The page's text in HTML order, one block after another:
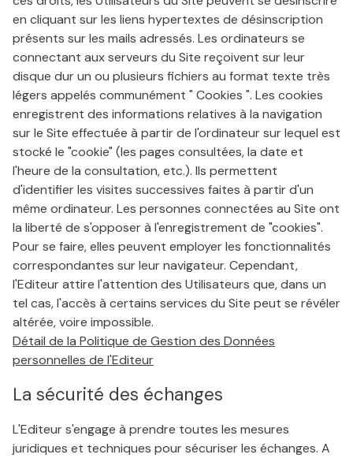
en cliquant sur les liens hypertextes de désinscription
présents sur les mails adressés. Les ordinateurs se
connectant aux serveurs du Site reçoivent sur leur
disque dur un ou plusieurs fichiers au format texte très
légers appelés communément " Cookies ". Les cookies
enregistrent des informations relatives à la navigation
sur le Site effectuée à partir de l'ordinateur sur lequel est
stocké le "cookie" (les pages consultées, la date et
l'heure de la consultation, etc.). Ils permettent
d'identifier les visites successives faites à partir d'un
même ordinateur. Les personnes connectées au Site ont
la liberté de s'opposer à l'enregistrement de "cookies".
Pour se faire, elles peuvent employer les fonctionnalités
correspondantes sur leur navigateur. Cependant,
l'Editeur attire l'attention des Utilisateurs que, dans un
tel cas, l'accès à certains services du Site peut se révéler
altérée, voire impossible.
Détail de la Politique de Gestion des Données
personnelles de l'Editeur
La sécurité des échanges
L'Editeur s'engage à prendre toutes les mesures
juridiques et techniques pour sécuriser les échanges. A